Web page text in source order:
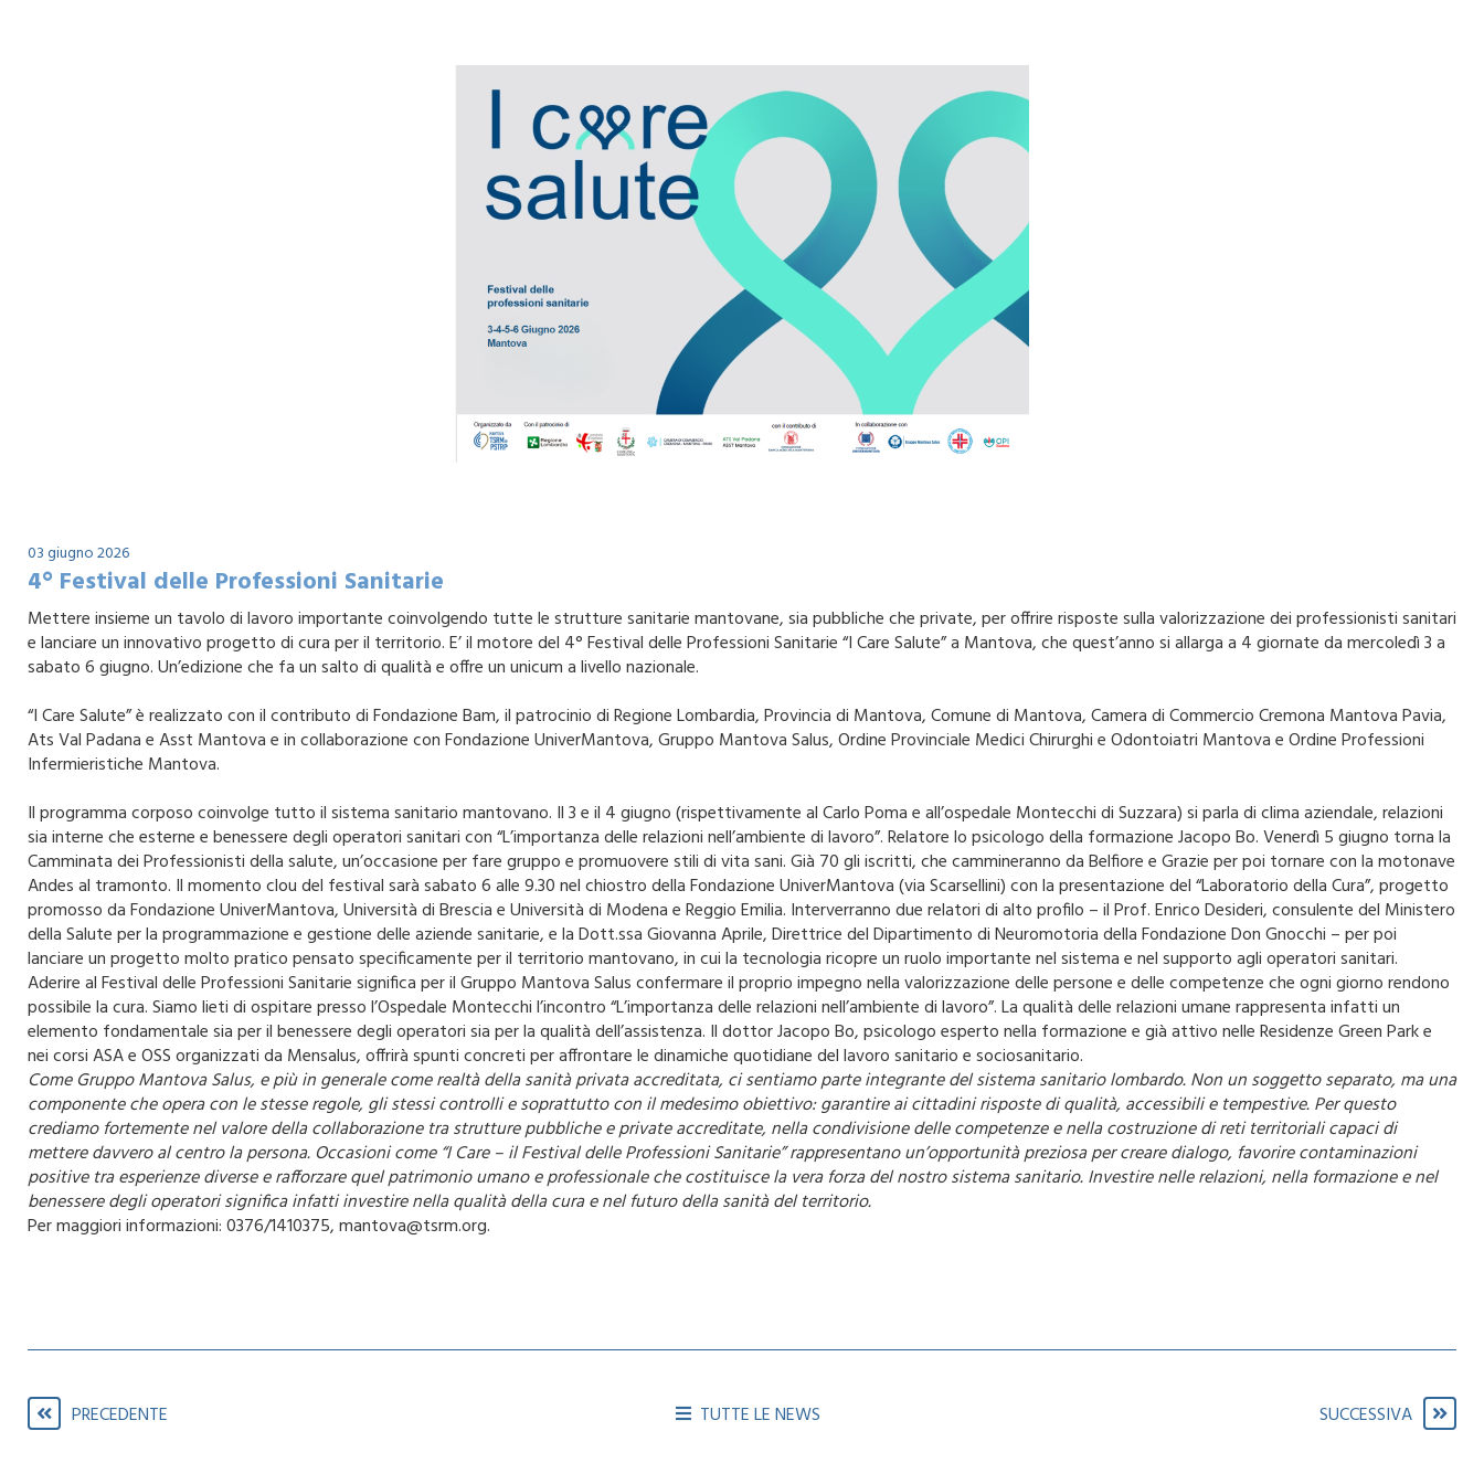
03 giugno 2026
4° Festival delle Professioni Sanitarie
Mettere insieme un tavolo di lavoro importante coinvolgendo tutte le strutture sanitarie mantovane, sia pubbliche che private, per offrire risposte sulla valorizzazione dei professionisti sanitari
e lanciare un innovativo progetto di cura per il territorio. E’ il motore del 4° Festival delle Professioni Sanitarie “I Care Salute” a Mantova, che quest’anno si allarga a 4 giornate da mercoledì 3 a
sabato 6 giugno. Un’edizione che fa un salto di qualità e offre un unicum a livello nazionale.
“I Care Salute” è realizzato con il contributo di Fondazione Bam, il patrocinio di Regione Lombardia, Provincia di Mantova, Comune di Mantova, Camera di Commercio Cremona Mantova Pavia,
Ats Val Padana e Asst Mantova e in collaborazione con Fondazione UniverMantova, Gruppo Mantova Salus, Ordine Provinciale Medici Chirurghi e Odontoiatri Mantova e Ordine Professioni
Infermieristiche Mantova.
Il programma corposo coinvolge tutto il sistema sanitario mantovano. Il 3 e il 4 giugno (rispettivamente al Carlo Poma e all’ospedale Montecchi di Suzzara) si parla di clima aziendale, relazioni
sia interne che esterne e benessere degli operatori sanitari con “L’importanza delle relazioni nell’ambiente di lavoro”. Relatore lo psicologo della formazione Jacopo Bo. Venerdì 5 giugno torna la
Camminata dei Professionisti della salute, un’occasione per fare gruppo e promuovere stili di vita sani. Già 70 gli iscritti, che cammineranno da Belfiore e Grazie per poi tornare con la motonave
Andes al tramonto. Il momento clou del festival sarà sabato 6 alle 9.30 nel chiostro della Fondazione UniverMantova (via Scarsellini) con la presentazione del “Laboratorio della Cura”, progetto
promosso da Fondazione UniverMantova, Università di Brescia e Università di Modena e Reggio Emilia. Interverranno due relatori di alto profilo – il Prof. Enrico Desideri, consulente del Ministero
della Salute per la programmazione e gestione delle aziende sanitarie, e la Dott.ssa Giovanna Aprile, Direttrice del Dipartimento di Neuromotoria della Fondazione Don Gnocchi – per poi
lanciare un progetto molto pratico pensato specificamente per il territorio mantovano, in cui la tecnologia ricopre un ruolo importante nel sistema e nel supporto agli operatori sanitari.
Aderire al Festival delle Professioni Sanitarie significa per il Gruppo Mantova Salus confermare il proprio impegno nella valorizzazione delle persone e delle competenze che ogni giorno rendono
possibile la cura. Siamo lieti di ospitare presso l’Ospedale Montecchi l’incontro “L’importanza delle relazioni nell’ambiente di lavoro”. La qualità delle relazioni umane rappresenta infatti un
elemento fondamentale sia per il benessere degli operatori sia per la qualità dell’assistenza. Il dottor Jacopo Bo, psicologo esperto nella formazione e già attivo nelle Residenze Green Park e
nei corsi ASA e OSS organizzati da Mensalus, offrirà spunti concreti per affrontare le dinamiche quotidiane del lavoro sanitario e sociosanitario.
Come Gruppo Mantova Salus, e più in generale come realtà della sanità privata accreditata, ci sentiamo parte integrante del sistema sanitario lombardo. Non un soggetto separato, ma una
componente che opera con le stesse regole, gli stessi controlli e soprattutto con il medesimo obiettivo: garantire ai cittadini risposte di qualità, accessibili e tempestive. Per questo
crediamo fortemente nel valore della collaborazione tra strutture pubbliche e private accreditate, nella condivisione delle competenze e nella costruzione di reti territoriali capaci di
mettere davvero al centro la persona. Occasioni come “I Care – il Festival delle Professioni Sanitarie” rappresentano un’opportunità preziosa per creare dialogo, favorire contaminazioni
positive tra esperienze diverse e rafforzare quel patrimonio umano e professionale che costituisce la vera forza del nostro sistema sanitario. Investire nelle relazioni, nella formazione e nel
benessere degli operatori significa infatti investire nella qualità della cura e nel futuro della sanità del territorio.
Per maggiori informazioni: 0376/1410375, mantova@tsrm.org.
PRECEDENTE TUTTE LE NEWS SUCCESSIVA